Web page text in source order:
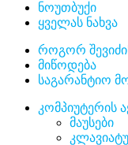
ნოუთბუქი
ყველას ნახვა
როგორ
მიწოდება
საგარანტიო
კომპიუტერის
მაუსები